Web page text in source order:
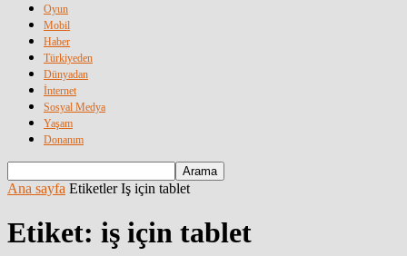
Oyun
Mobil
Haber
Türkiyeden
Dünyadan
İnternet
Sosyal Medya
Yaşam
Donanım
Ana sayfa Etiketler Iş için tablet
Etiket: iş için tablet